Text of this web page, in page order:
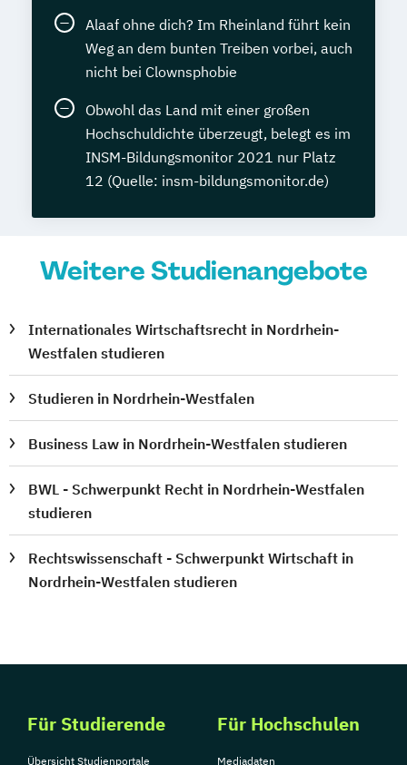
Alaaf ohne dich? Im Rheinland führt kein
Weg an dem bunten Treiben vorbei, auch
nicht bei Clownsphobie
Obwohl das Land mit einer großen
Hochschuldichte überzeugt, belegt es im
INSM-Bildungsmonitor 2021 nur Platz
12 (Quelle: insm-bildungsmonitor.de)
Weitere Studienangebote
Internationales Wirtschaftsrecht in Nordrhein-
Westfalen studieren
Studieren in Nordrhein-Westfalen
Business Law in Nordrhein-Westfalen studieren
BWL - Schwerpunkt Recht in Nordrhein-Westfalen
studieren
Rechtswissenschaft - Schwerpunkt Wirtschaft in
Nordrhein-Westfalen studieren
Für Studierende
Übersicht Studienportale
Für Hochschulen
Mediadaten